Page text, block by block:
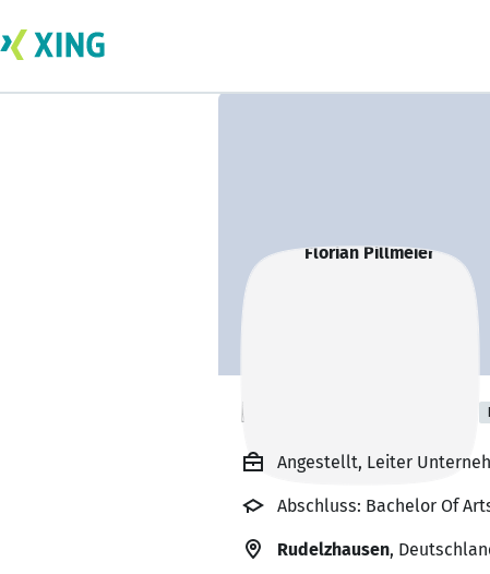
Florian Pillmeier
Angestellt, Leiter
Abschluss: Bachelor Of
Rudelzhausen,